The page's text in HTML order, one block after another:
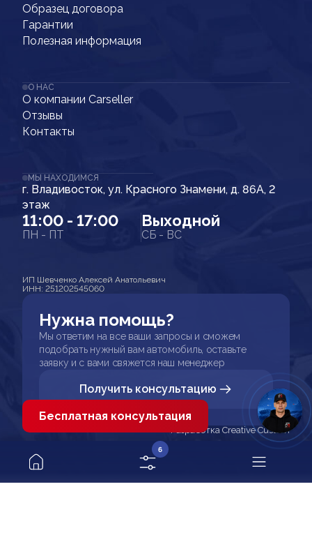
Образец договора
Гарантии
Полезная информация
О НАС
О компании Carseller
Отзывы
Контакты
МЫ НАХОДИМСЯ
г. Владивосток, ул. Красного Знамени, д. 86А, 2
этаж
11:00 - 17:00
ПН - ПТ
Выходной
СБ - ВС
ИП Шевченко Алексей Анатольевич
ИНН: 251202545060
Нужна помощь?
Мы ответим на все ваши запросы и сможем
подобрать нужный вам автомобиль, оставьте
заявку и с вами свяжется наш менеджер
Получить консультацию
Разработка Creative Custom
6
Бесплатная консультация